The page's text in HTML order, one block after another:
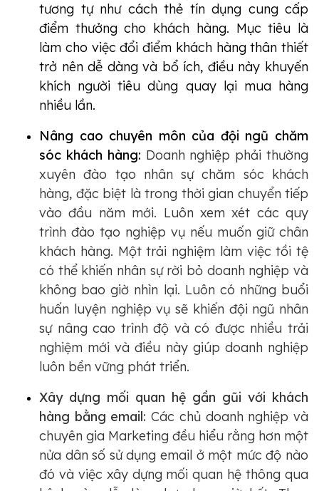
tương tự như cách thẻ tín dụng cung cấp
điểm thưởng cho khách hàng. Mục tiêu là
làm cho việc đổi điểm khách hàng thân thiết
trở nên dễ dàngvà bổ ích, điều này khuyến
khích người tiêu dùng quay lại mua hàng
nhiều lần.
Nâng cao chuyên môn của đội ngũ chăm
sóc khách hàng: Doanh nghiệp phải thường
xuyên đào tạo nhân sự chăm sóc khách
hàng, đặc biệt là trong thời gian chuyển tiếp
vào đầu năm mới. Luôn xem xét các quy
trình đào tạo nghiệp vụ nếu muốn giữ chân
khách hàng. Một trải nghiệm làm việc tồi tệ
có thể khiến nhân sự rời bỏ doanh nghiệp và
không bao giờ nhìn lại. Luôn có những buổi
huấn luyện nghiệp vụ sẽ khiến đội ngũ nhân
sự nâng cao trình độ và có được nhiều trải
nghiệm mới và điều này giúp doanh nghiệp
luôn bền vững phát triển.
Xây dựng mối quan hệ gần gũi với khách
hàng bằng email: Các chủ doanh nghiệp và
chuyên gia Marketing đều hiểu rằng hơn một
nửa dân số sử dụng email ở một mức độ nào
đó và việc xây dựng mối quan hệ thông qua